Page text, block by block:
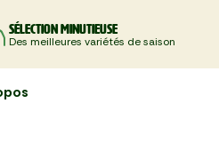
Sélection minutieuse
Des meilleures variétés de saison